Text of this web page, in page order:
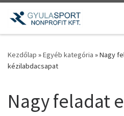
Teljes tartalom megjelenítése
Kezdőlap »Egyéb kategória »Nagy
kézilabdacsapat
Nagy feladat